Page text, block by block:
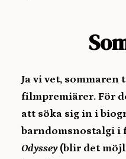
Ja vi vet,
filmpremiärer. För
att söka sig in i
barndomsnostalgi i
Odyssey(blir det